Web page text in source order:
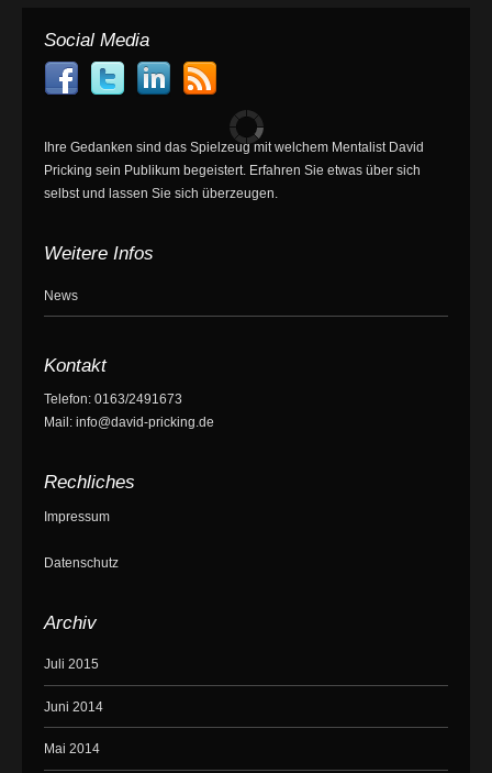
Social Media
Ihre Gedanken sind das Spielzeug mit welchem Mentalist David
Pricking sein Publikum begeistert. Erfahren Sie etwas über sich
selbst und lassen Sie sich überzeugen.
Weitere Infos
News
Kontakt
Telefon: 0163/2491673
Mail: info@david-pricking.de
Rechliches
Impressum
Datenschutz
Archiv
Juli 2015
Juni 2014
Mai 2014